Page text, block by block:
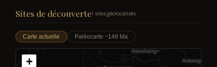
Sites de découverte1 sites géolocalisés
Carte actuelle Paléocarte ~149 Ma
+